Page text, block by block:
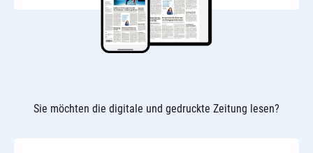
Sie möchten die digitale und gedruckte Zeitung lesen?